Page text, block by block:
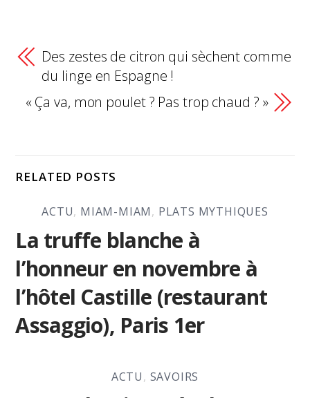
Des zestes de citron qui sèchent comme
du linge en Espagne !
« Ça va, mon poulet ? Pas trop chaud ? »
RELATED POSTS
ACTU, MIAM-MIAM, PLATS MYTHIQUES
La truffe blanche à
l’honneur en novembre à
l’hôtel Castille (restaurant
Assaggio), Paris 1er
ACTU, SAVOIRS